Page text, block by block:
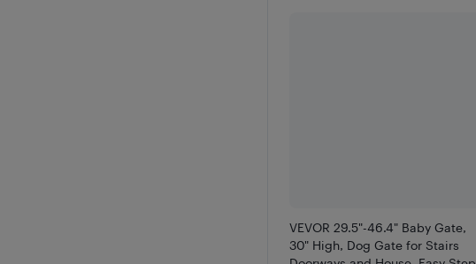
VEVOR 29.5"-46.4" Baby Gate,
30" High, Dog Gate for Stairs